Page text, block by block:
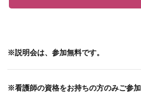
※説明会は、参加無料です。
※看護師の資格をお持ちの方のみご参加